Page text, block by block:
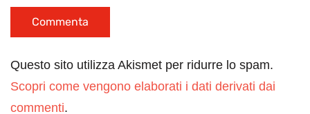
Questo sito utilizza Akismet per ridurre lo spam.
Scopri come vengono elaborati i dati derivati dai
commenti.